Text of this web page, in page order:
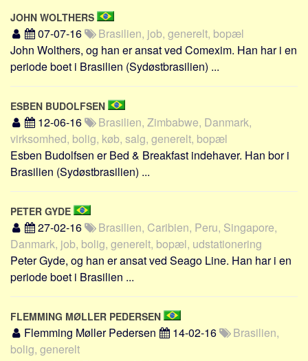
JOHN WOLTHERS
07-07-16
Brasilien, job, generelt, bopæl
John Wolthers, og han er ansat ved Comexim. Han har i en
periode boet i Brasilien (Sydøstbrasilien) ...
ESBEN BUDOLFSEN
12-06-16
Brasilien, Zimbabwe, Danmark,
virksomhed, bolig, køb, salg, generelt, bopæl
Esben Budolfsen er Bed & Breakfast indehaver. Han bor i
Brasilien (Sydøstbrasilien) ...
PETER GYDE
27-02-16
Brasilien, Caribien, Peru, Singapore,
Danmark, job, bolig, generelt, bopæl, udstationering
Peter Gyde, og han er ansat ved Seago Line. Han har i en
periode boet i Brasilien ...
FLEMMING MØLLER PEDERSEN
Flemming Møller Pedersen 14-02-16
Brasilien,
bolig, generelt